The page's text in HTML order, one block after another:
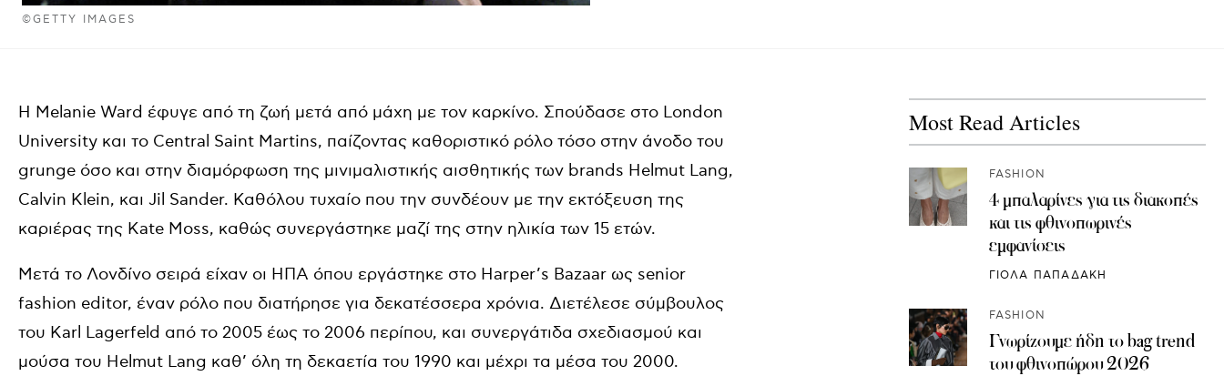
©GETTY IMAGES
Η Melanie Ward έφυγε από τη ζωή μετά από μάχη με τον καρκίνο. Σπούδασε στο London
University και το Central Saint Martins, παίζοντας καθοριστικό ρόλο τόσο στην άνοδο του
grunge όσο και στην διαμόρφωση της μινιμαλιστικής αισθητικής των brands Helmut Lang,
Calvin Klein, και Jil Sander. Καθόλου τυχαίο που την συνδέουν με την εκτόξευση της
καριέρας της Kate Moss, καθώς συνεργάστηκε μαζί της στην ηλικία των 15 ετών.
Μετά το Λονδίνο σειρά είχαν οι ΗΠΑ όπου εργάστηκε στο Harper’s Bazaar ως senior
fashion editor, έναν ρόλο που διατήρησε για δεκατέσσερα χρόνια. Διετέλεσε σύμβουλος
του Karl Lagerfeld από το 2005 έως το 2006 περίπου, και συνεργάτιδα σχεδιασμού και
μούσα του Helmut Lang καθ’ όλη τη δεκαετία του 1990 και μέχρι τα μέσα του 2000.
Most Read Articles
FASHION
4 μπαλαρίνες για τις διακοπές
και τις φθινοπωρινές
εμφανίσεις
ΓΙΟΛΑ ΠΑΠΑΔΑΚΗ
FASHION
Γνωρίζουμε ήδη το bag trend
του φθινοπώρου 2026